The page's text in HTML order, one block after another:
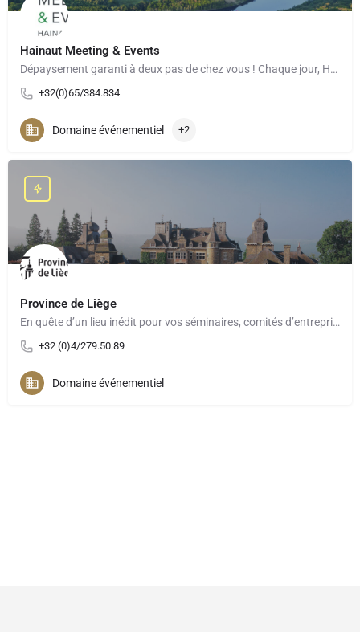
Hainaut Meeting & Events
Dépaysement garanti à deux pas de chez vous ! Chaque jour, Hainaut Meetings & Events, le convention…
+32(0)65/384.834
Domaine événementiel +2
Province de Liège
En quête d’un lieu inédit pour vos séminaires, comités d’entreprise, teambuilding ou événements à moins de 2h…
+32 (0)4/279.50.89
Domaine événementiel